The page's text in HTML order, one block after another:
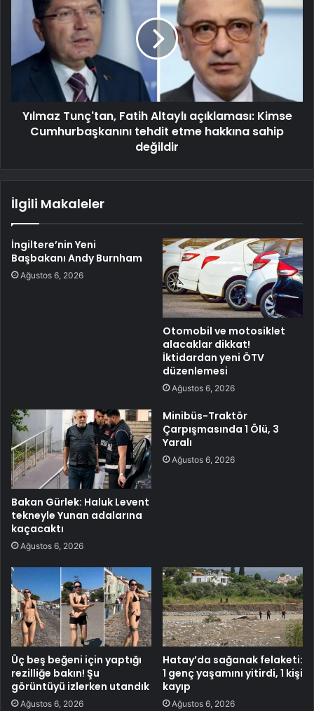
Yılmaz Tunç'tan, Fatih Altaylı açıklaması: Kimse
Cumhurbaşkanını tehdit etme hakkına sahip
değildir
İlgili Makaleler
İngiltere’nin Yeni
Başbakanı Andy Burnham
Ağustos 6, 2026
Otomobil ve motosiklet
alacaklar dikkat!
İktidardan yeni ÖTV
düzenlemesi
Ağustos 6, 2026
Bakan Gürlek: Haluk Levent
tekneyle Yunan adalarına
kaçacaktı
Ağustos 6, 2026
Minibüs-Traktör
Çarpışmasında 1 Ölü, 3
Yaralı
Ağustos 6, 2026
Üç beş beğeni için yaptığı
rezilliğe bakın! Şu
görüntüyü izlerken utandık
Ağustos 6, 2026
Hatay’da sağanak felaketi:
1 genç yaşamını yitirdi, 1 kişi
kayıp
Ağustos 6, 2026